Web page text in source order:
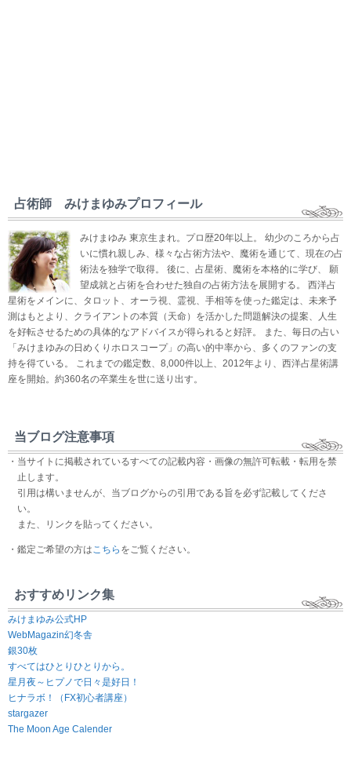
占術師 みけまゆみプロフィール
みけまゆみ 東京生まれ。プロ歴20年以上。 幼少のころから占
いに慣れ親しみ、様々な占術方法や、魔術を通じて、現在の占
術法を独学で取得。 後に、占星術、魔術を本格的に学び、 願
望成就と占術を合わせた独自の占術方法を展開する。 西洋占
星術をメインに、タロット、オーラ視、霊視、手相等を使った鑑定は、未来予
測はもとより、クライアントの本質（天命）を活かした問題解決の提案、人生
を好転させるための具体的なアドバイスが得られると好評。 また、毎日の占い
「みけまゆみの日めくりホロスコープ」の高い的中率から、多くのファンの支
持を得ている。 これまでの鑑定数、8,000件以上、2012年より、西洋占星術講
座を開始。約360名の卒業生を世に送り出す。
当ブログ注意事項
・当サイトに掲載されているすべての記載内容・画像の無許可転載・転用を禁
止します。
引用は構いませんが、当ブログからの引用である旨を必ず記載してくださ
い。
また、リンクを貼ってください。
・鑑定ご希望の方はこちら をご覧ください。
おすすめリンク集
みけまゆみ公式HP
WebMagazin幻冬舎
銀30枚
すべてはひとりひとりから。
星月夜～ヒプノで日々是好日！
ヒナラボ！（FX初心者講座）
stargazer
The Moon Age Calender